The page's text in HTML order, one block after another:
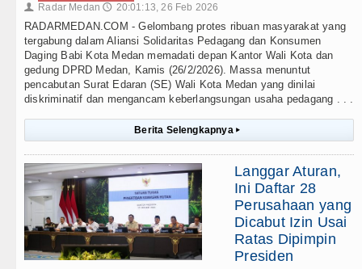
👤 Radar Medan 🕔 20:01:13, 26 Feb 2026
RADARMEDAN.COM - Gelombang protes ribuan masyarakat yang
tergabung dalam Aliansi Solidaritas Pedagang dan Konsumen
Daging Babi Kota Medan memadati depan Kantor Wali Kota dan
gedung DPRD Medan, Kamis (26/2/2026). Massa menuntut
pencabutan Surat Edaran (SE) Wali Kota Medan yang dinilai
diskriminatif dan mengancam keberlangsungan usaha pedagang . . .
Berita Selengkapnya ▸
Langgar Aturan,
Ini Daftar 28
Perusahaan yang
Dicabut Izin Usai
Ratas Dipimpin
Presiden